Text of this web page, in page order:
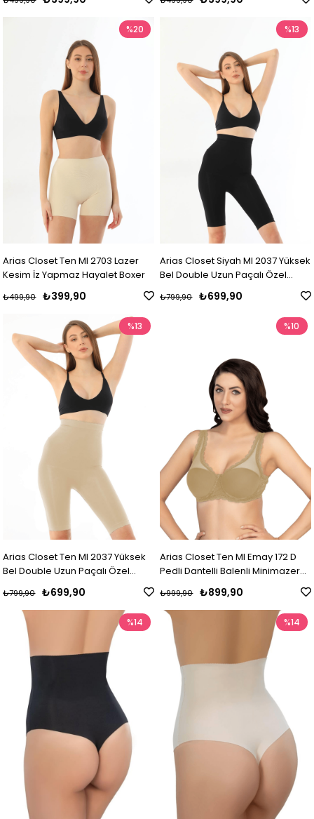
Arias Closet Ten MI 2703 Lazer
Kesim İz Yapmaz Hayalet Boxer
₺399,90
₺499,90
%20
Arias Closet Siyah MI 2037 Yüksek
Bel Double Uzun Paçalı Özel
₺699,90
₺799,90
%13
Arias Closet Ten MI 2037 Yüksek
Bel Double Uzun Paçalı Özel
₺699,90
₺799,90
%13
Arias Closet Ten MI Emay 172 D
Pedli Dantelli Balenli Minimazer
Toparlayıcı Sütyen
₺899,90
₺999,90
%10
%14 %14